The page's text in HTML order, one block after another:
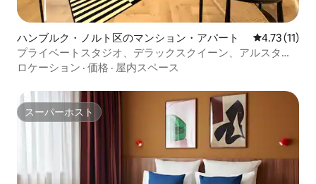
ハンブルク・ノルト区のマンション・アパート レビュー11
4.73 (11)
プライベートスタジオ、デラックスクイーン、アルスター
ドルフ・ヴィンターフーデ
ロケーション · 価格 · 屋内スペース
スーパーホスト
スーパーホスト